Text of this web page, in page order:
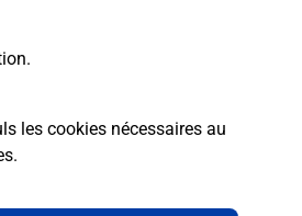
les cookies nécessaires au
.